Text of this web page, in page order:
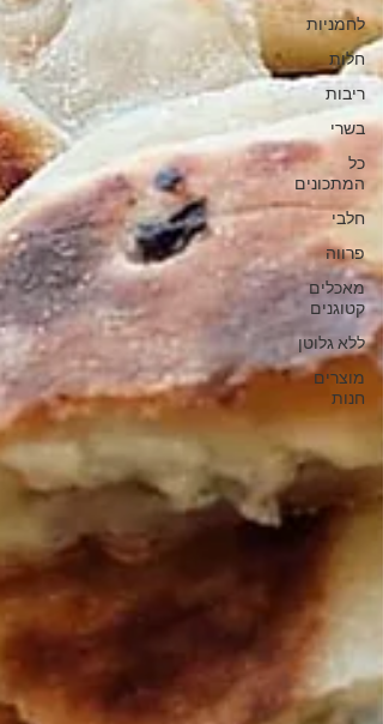
לחמניות
חלות
ריבות
בשרי
כל
המתכונים
חלבי
פרווה
מאכלים
קטוגנים
ללא גלוטן
מוצרים
חנות